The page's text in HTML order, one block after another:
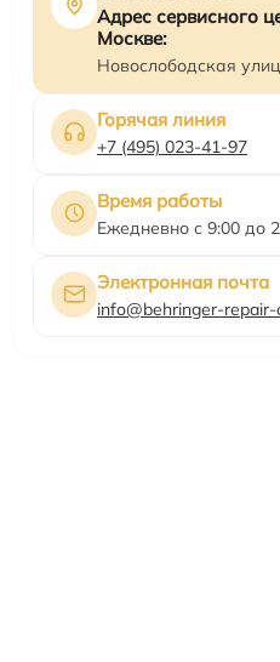
Адрес сервисного
Москве:
Новослободская
Горячая линия
+7 (495) 023-41-97
Время работы
Ежедневно с 9:00 до
Электронная почта
info@behringer-repair-